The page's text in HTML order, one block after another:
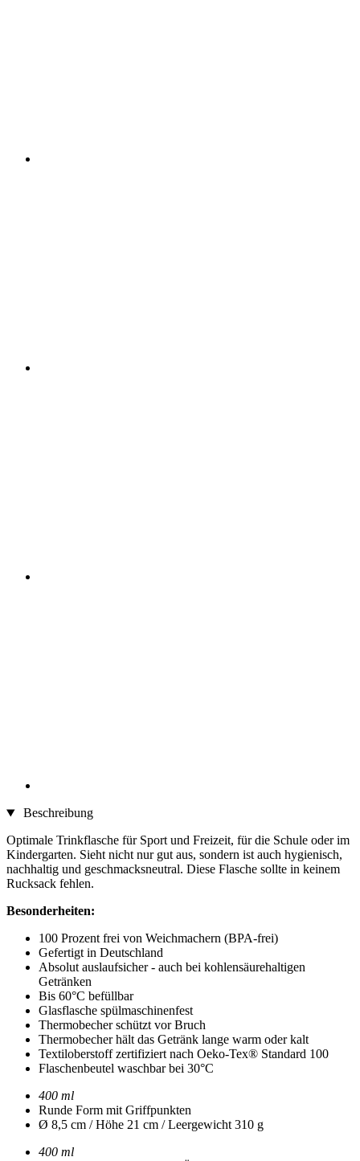
Beschreibung
Optimale Trinkflasche für Sport und Freizeit, für die Schule oder im
Kindergarten. Sieht nicht nur gut aus, sondern ist auch hygienisch,
nachhaltig und geschmacksneutral. Diese Flasche sollte in keinem
Rucksack fehlen.
Besonderheiten:
100 Prozent frei von Weichmachern (BPA-frei)
Gefertigt in Deutschland
Absolut auslaufsicher - auch bei kohlensäurehaltigen
Getränken
Bis 60°C befüllbar
Glasflasche spülmaschinenfest
Thermobecher schützt vor Bruch
Thermobecher hält das Getränk lange warm oder kalt
Textiloberstoff zertifiziert nach Oeko-Tex® Standard 100
Flaschenbeutel waschbar bei 30°C
400 ml
Runde Form mit Griffpunkten
Ø 8,5 cm / Höhe 21 cm / Leergewicht 310 g
400 ml